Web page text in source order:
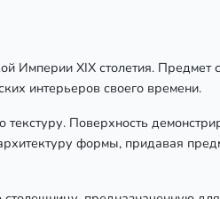
Империи XIX столетия. Предмет
интерьеров своего времени.
Поверхность
формы, придавая